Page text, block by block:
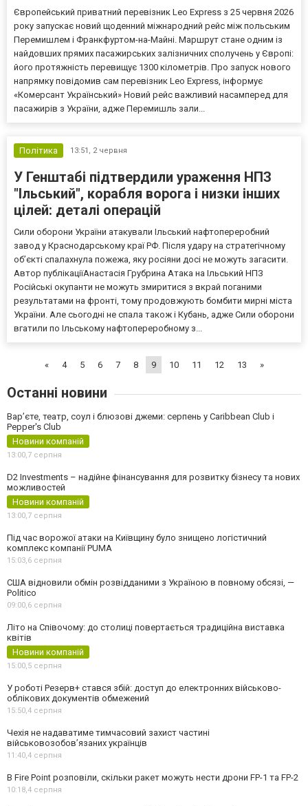
Європейський приватний перевізник Leo Express з 25 червня 2026
року запускає новий щоденний міжнародний рейс між польським
Перемишлем і Франкфуртом-на-Майні. Маршрут стане одним із
найдовших прямих пасажирських залізничних сполучень у Європі:
його протяжність перевищує 1300 кілометрів. Про запуск нового
напрямку повідомив сам перевізник Leo Express, інформує
«Комерсант Український» Новий рейс важливий насамперед для
пасажирів з України, адже Перемишль зали...
Політика 13:51, 2 червня
У Генштабі підтвердили ураження НПЗ
"Ільський", корабля ворога і низки інших
цілей: деталі операцій
Сили оборони України атакували Ільський нафтопереробний
завод у Краснодарському краї РФ. Після удару на стратегічному
об’єкті спалахнула пожежа, яку росіяни досі не можуть загасити.
Автор публікаціїАнастасія Грубрина Атака на Ільський НПЗ
Російські окупанти не можуть змиритися з вкрай поганими
результатами на фронті, тому продовжують бомбити мирні міста
України. Але сьогодні не спала також і Кубань, адже Сили оборони
вгатили по Ільському нафтопереробному з...
« 4 5 6 7 8 9 10 11 12 13 »
Останні новини
Вар’єте, театр, соул і блюзові джеми: серпень у Caribbean Club і
Pepper's Club
Новини компаній
13:00,7 серпня
D2 Investments – надійне фінансування для розвитку бізнесу та нових
можливостей
Новини компаній
13:00,7 серпня
Під час ворожої атаки на Київщину було знищено логістичний
комплекс компанії PUMA
15:03,6 серпня
США відновили обмін розвідданими з Україною в повному обсязі, —
Politico
09:00,6 серпня
Літо на Співочому: до столиці повертається традиційна виставка
квітів
Новини компаній
15:00,5 серпня
У роботі Резерв+ стався збій: доступ до електронних військово-
облікових документів обмежений
15:50,4 серпня
Чехія не надаватиме тимчасовий захист частині
військовозобов’язаних українців
11:40,4 серпня
В Fire Point розповіли, скільки ракет можуть нести дрони FP-1 та FP-2
10:18,4 серпня